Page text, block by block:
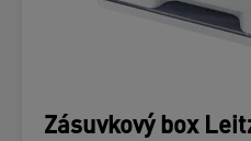
Zásuvkový box